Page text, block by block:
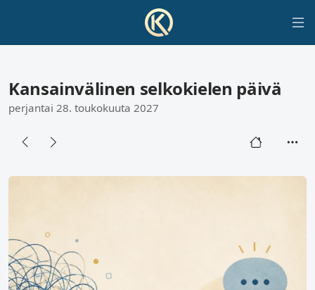
Kansainvälinen selkokielen päivä
perjantai 28. toukokuuta 2027